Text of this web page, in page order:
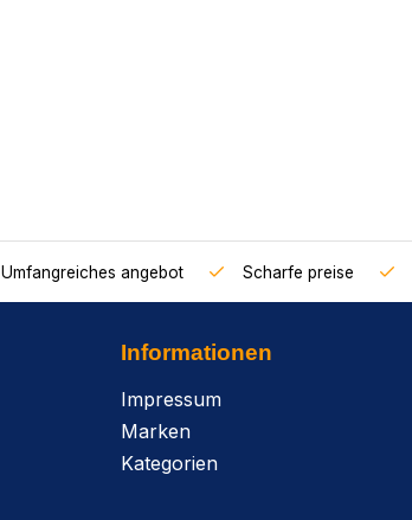
Umfangreiches angebot Scharfe preise
Informationen
Impressum
Marken
Kategorien